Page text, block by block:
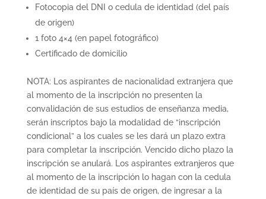
Fotocopia del DNI o cedula de identidad (del país
de origen)
1 foto 4×4 (en papel fotográfico)
Certificado de domicilio
NOTA: Los aspirantes de nacionalidad extranjera que
al momento de la inscripción no presenten la
convalidación de sus estudios de enseñanza media,
serán inscriptos bajo la modalidad de “inscripción
condicional” a los cuales se les dará un plazo extra
para completar la inscripción. Vencido dicho plazo la
inscripción se anulará. Los aspirantes extranjeros que
al momento de la inscripción lo hagan con la cedula
de identidad de su país de origen, de ingresar a la